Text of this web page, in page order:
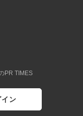
PR TIMES
イン